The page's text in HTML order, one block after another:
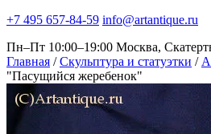
+7 495 657-84-59 info@artantique.ru
Пн–Пт 10:00–19:00 Москва,
Главная / Скульптура и статуэтки /
"Пасущийся жеребенок"